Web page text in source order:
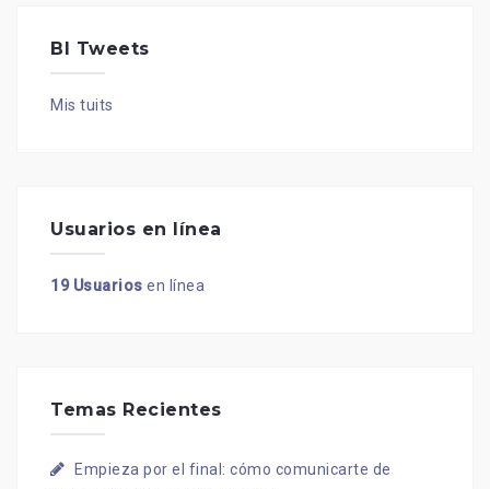
BI Tweets
Mis tuits
Usuarios en línea
19 Usuarios en línea
Temas Recientes
Empieza por el final: cómo comunicarte de